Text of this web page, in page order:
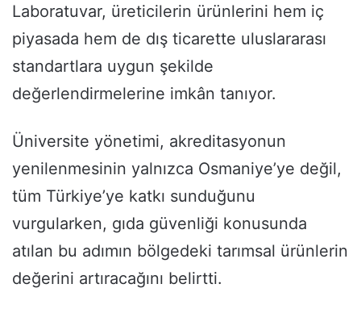
Laboratuvar, üreticilerin ürünlerini hem iç
piyasada hem de dış ticarette uluslararası
standartlara uygun şekilde
değerlendirmelerine imkân tanıyor.
Üniversite yönetimi, akreditasyonun
yenilenmesinin yalnızca Osmaniye’ye değil,
tüm Türkiye’ye katkı sunduğunu
vurgularken, gıda güvenliği konusunda
atılan bu adımın bölgedeki tarımsal ürünlerin
değerini artıracağını belirtti.